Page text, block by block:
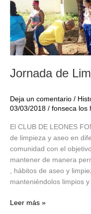
Jornada de
Deja un comentario /
03/03/2018 / fonseca los
El CLUB DE LEONES
de limpieza y aseo en
comunidad con el
mantener de manera
, hábitos de aseo y
manteniéndolos limpios
Jornada
Leer más »